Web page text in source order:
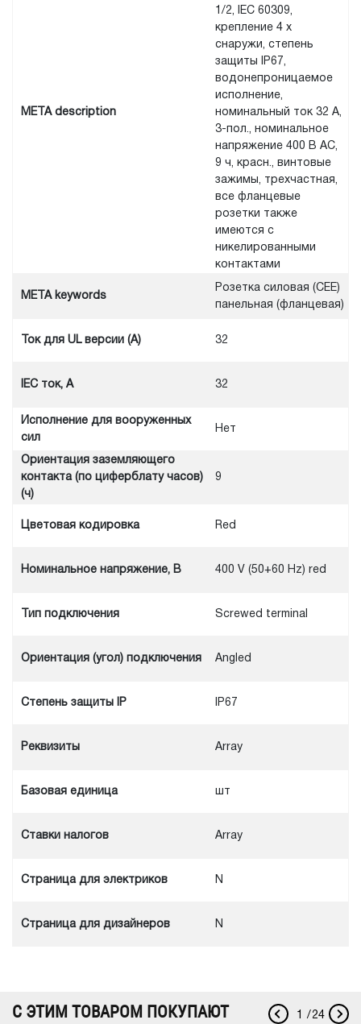
META description
1/2, IEC 60309,
крепление 4 x
снаружи, степень
защиты IP67,
водонепроницаемое
исполнение,
номинальный ток 32 А,
3-пол., номинальное
напряжение 400 В AC,
9 ч, красн., винтовые
зажимы, трехчастная,
все фланцевые
розетки также
имеются с
никелированными
контактами
META keywords
Розетка силовая (CEE)
панельная (фланцевая)
Ток для UL версии (А) 32
IEC ток, A 32
Исполнение для вооруженных
сил
Нет
Ориентация заземляющего
контакта (по циферблату часов)
(ч)
9
Цветовая кодировка Red
Номинальное напряжение, В 400 V (50+60 Hz) red
Тип подключения Screwed terminal
Ориентация (угол) подключения Angled
Степень защиты IP IP67
Реквизиты Array
Базовая единица шт
Ставки налогов Array
Cтраница для электриков N
Cтраница для дизайнеров N
С ЭТИМ ТОВАРОМ ПОКУПАЮТ / 24
1